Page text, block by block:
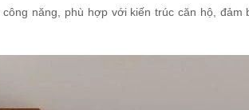
năng, phù hợp với kiến trúc căn hộ,